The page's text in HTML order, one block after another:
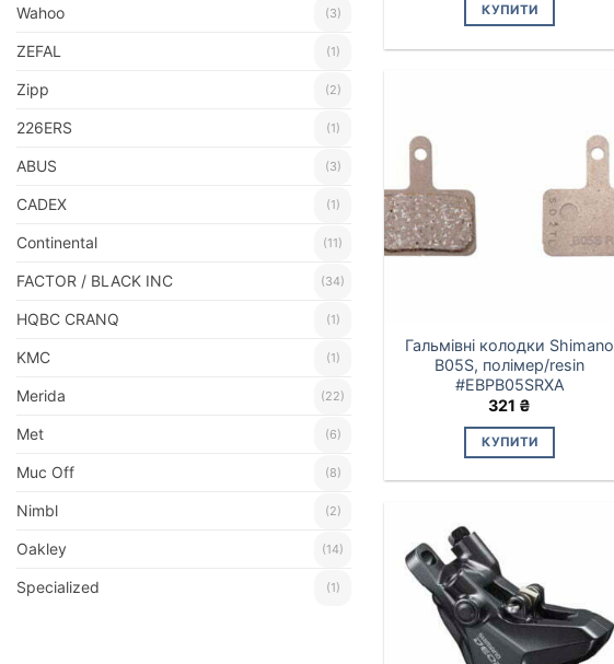
Wahoo (3)
ZEFAL (1)
Zipp (2)
226ERS (1)
ABUS (3)
CADEX (1)
Continental (11)
FACTOR / BLACK INC (34)
HQBC CRANQ (1)
KMC (1)
Merida (22)
Met (6)
Muc Off (8)
Nimbl (2)
Oakley (14)
Specialized (1)
КУПИТИ
Гальмівні колодки Shimano
B05S, полімер/resin
#EBPB05SRXA
321 ₴
КУПИТИ